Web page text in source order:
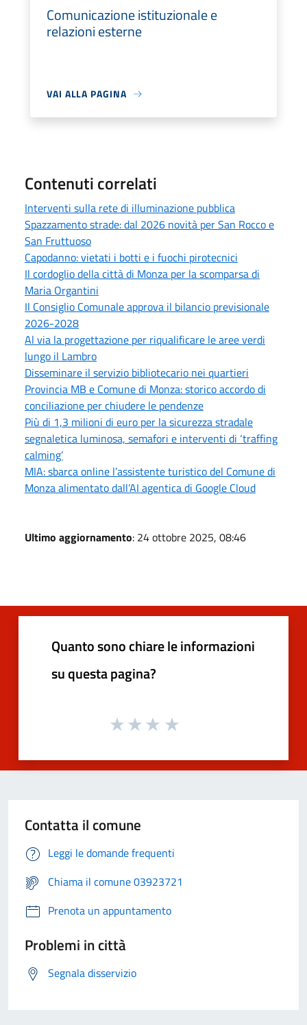
Comunicazione istituzionale e
relazioni esterne
VAI ALLA PAGINA
Contenuti correlati
Interventi sulla rete di illuminazione pubblica
Spazzamento strade: dal 2026 novità per San Rocco e
San Fruttuoso
Capodanno: vietati i botti e i fuochi pirotecnici
Il cordoglio della città di Monza per la scomparsa di
Maria Organtini
Il Consiglio Comunale approva il bilancio previsionale
2026-2028
Al via la progettazione per riqualificare le aree verdi
lungo il Lambro
Disseminare il servizio bibliotecario nei quartieri
Provincia MB e Comune di Monza: storico accordo di
conciliazione per chiudere le pendenze
Più di 1,3 milioni di euro per la sicurezza stradale
segnaletica luminosa, semafori e interventi di ‘traffing
calming’
MIA: sbarca online l’assistente turistico del Comune di
Monza alimentato dall’AI agentica di Google Cloud
Ultimo aggiornamento: 24 ottobre 2025, 08:46
Quanto sono chiare le informazioni
su questa pagina?
Contatta il comune
Leggi le domande frequenti
Chiama il comune 03923721
Prenota un appuntamento
Problemi in città
Segnala disservizio